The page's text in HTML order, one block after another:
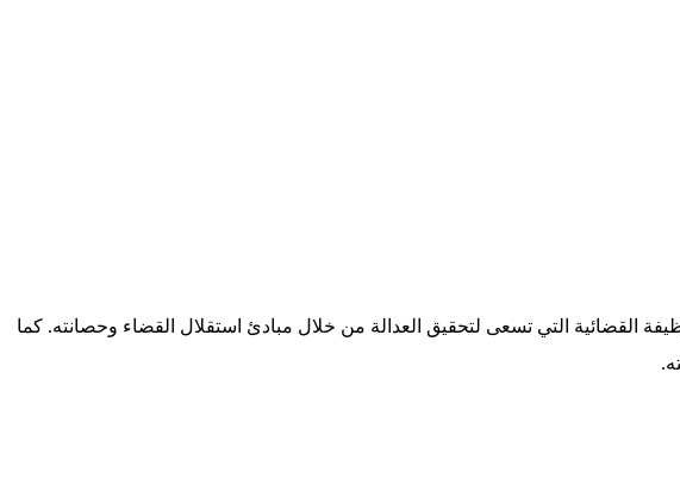
القضائية التي تسعى لتحقيق العدالة من خلال مبادئ استقلال القضاء وحصانته. كما